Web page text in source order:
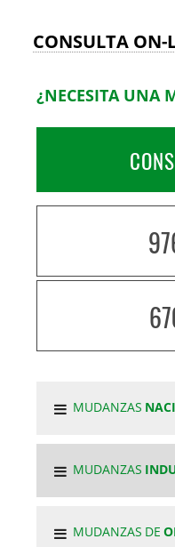
CONSULTA ON-
¿NECESITA UNA
MUDANZAS
MUDANZAS
MUDANZAS DE